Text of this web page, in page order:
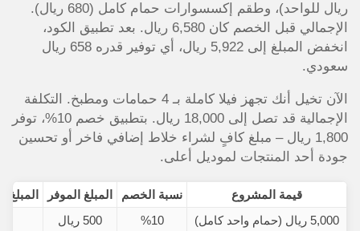
ريال للواحد)، وطقم إكسسوارات حمام كامل (680 ريال).
الإجمالي قبل الخصم كان 6,580 ريال. بعد تطبيق الكود،
انخفض المبلغ إلى 5,922 ريال، أي توفير قدره 658 ريال
سعودي.
الآن تخيل أنك تجهز فيلا كاملة بـ 4 حمامات ومطبخ. التكلفة
الإجمالية قد تصل إلى 18,000 ريال. بتطبيق خصم 10%، توفر
1,800 ريال – مبلغ كافٍ لشراء خلاط إضافي فاخر أو تحسين
جودة أحد المنتجات لموديل أعلى.
قيمة المشروع نسبة الخصم المبلغ الموفر
المبلغ
5,000 ريال (حمام واحد كامل)
%10 500 ريال